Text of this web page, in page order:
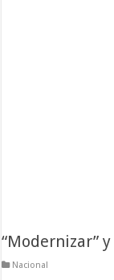
“Modernizar”
Nacional